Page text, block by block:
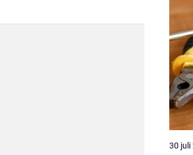
30 juli